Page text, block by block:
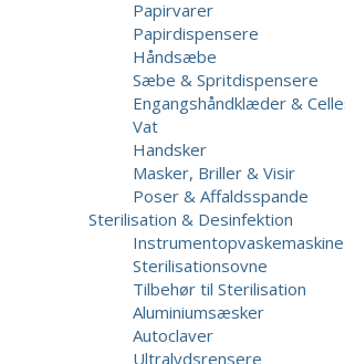
Papirvarer
Papirdispensere
Håndsæbe
Sæbe & Spritdispensere
Engangshåndklæder &
Vat
Handsker
Masker, Briller & Visir
Poser & Affaldsspande
Sterilisation & Desinfektion
Instrumentopvaskemaskine
Sterilisationsovne
Tilbehør til Sterilisation
Aluminiumsæsker
Autoclaver
Ultralydsrensere